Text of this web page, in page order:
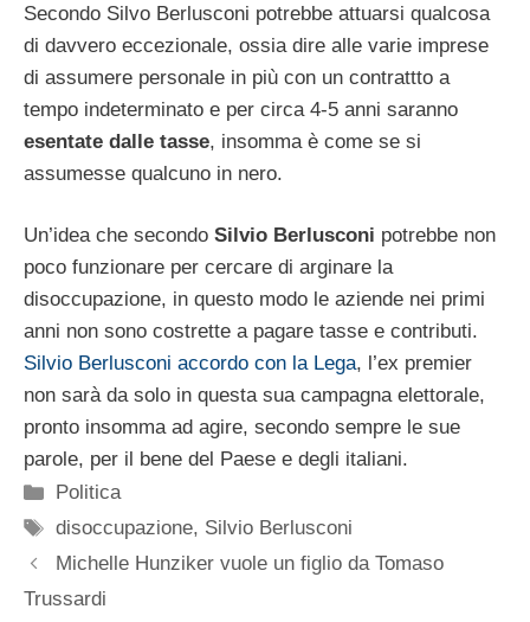
Secondo Silvo Berlusconi potrebbe attuarsi qualcosa
di davvero eccezionale, ossia dire alle varie imprese
di assumere personale in più con un contrattto a
tempo indeterminato e per circa 4-5 anni saranno
esentate dalle tasse, insomma è come se si
assumesse qualcuno in nero.
Un’idea che secondo Silvio Berlusconi potrebbe non
poco funzionare per cercare di arginare la
disoccupazione, in questo modo le aziende nei primi
anni non sono costrette a pagare tasse e contributi.
Silvio Berlusconi accordo con la Lega, l’ex premier
non sarà da solo in questa sua campagna elettorale,
pronto insomma ad agire, secondo sempre le sue
parole, per il bene del Paese e degli italiani.
Categorie
Politica
Tag
disoccupazione, Silvio Berlusconi
Michelle Hunziker vuole un figlio da Tomaso
Trussardi